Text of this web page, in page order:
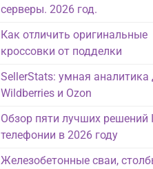
серверы. 2026 год.
Как отличить оригинальные
кроссовки от подделки
SellerStats: умная аналитика
Wildberries и Ozon
Обзор пяти лучших решений
телефонии в 2026 году
Железобетонные сваи,